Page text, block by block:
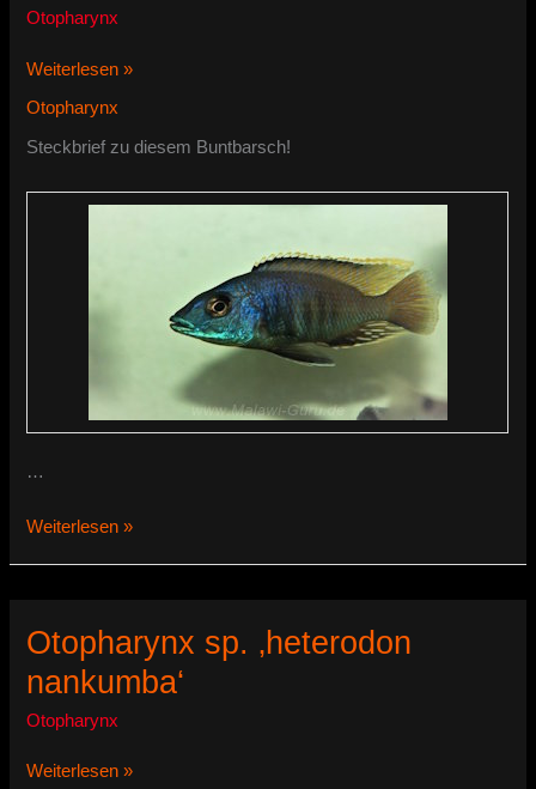
Otopharynx
Otopharynx
‚heterodon
longnose‘
Weiterlesen »
Otopharynx
Steckbrief zu diesem Buntbarsch!
…
Otopharynx
Weiterlesen »
Otopharynx sp. ‚heterodon
nankumba‘
Otopharynx
Otopharynx
Weiterlesen »